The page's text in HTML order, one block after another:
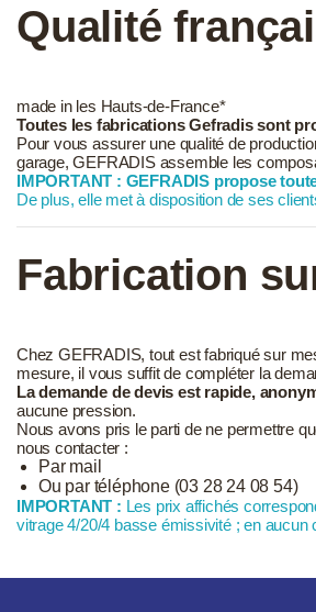
Qualité
made in les Hauts-de-France*
Toutes les fabrications Gefradis sont
Pour vous assurer une qualité de
garage, GEFRADIS assemble les
IMPORTANT : GEFRADIS propose
De plus, elle met à disposition de ses
Fabrication
Chez GEFRADIS, tout est fabriqué sur
mesure, il vous suffit de compléter la
La demande de devis est rapide,
aucune pression.
Nous avons pris le parti de ne permettre
nous contacter :
Par mail
Ou par téléphone (03 28 24 08 54)
IMPORTANT : Les prix affichés
vitrage 4/20/4 basse émissivité ; en